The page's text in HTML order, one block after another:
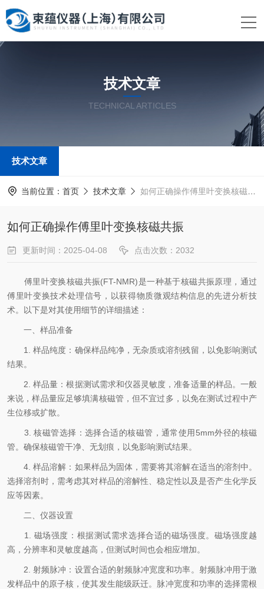
技术文章
TECHNICAL ARTICLES
技术文章
当前位置： 首页 技术文章 如何正确操作傅里叶变换核磁共振
如何正确操作傅里叶变换核磁共振
更新时间：2025-04-08 点击次数：2032
傅里叶变换核磁共振(FT-NMR)是一种基于核磁共振原理，通过
傅里叶变换技术处理信号，以获得物质微观结构信息的先进分析技
术。以下是对其使用细节的详细描述：
一、样品准备
1. 样品纯度：确保样品纯净，无杂质或溶剂残留，以免影响测试
结果。
2. 样品量：根据测试需求和仪器灵敏度，准备适量的样品。一般
来说，样品量应足够填满核磁管，但不宜过多，以免在测试过程中产
生位移或扩散。
3. 核磁管选择：选择合适的核磁管，通常使用5mm外径的核磁
管。确保核磁管干净、无划痕，以免影响测试结果。
4. 样品溶解：如果样品为固体，需要将其溶解在适当的溶剂中。
选择溶剂时，需考虑其对样品的溶解性、稳定性以及是否产生化学反
应等因素。
二、仪器设置
1. 磁场强度：根据测试需求选择合适的磁场强度。磁场强度越
高，分辨率和灵敏度越高，但测试时间也会相应增加。
2. 射频脉冲：设置合适的射频脉冲宽度和功率。射频脉冲用于激
发样品中的原子核，使其发生能级跃迁。脉冲宽度和功率的选择需根